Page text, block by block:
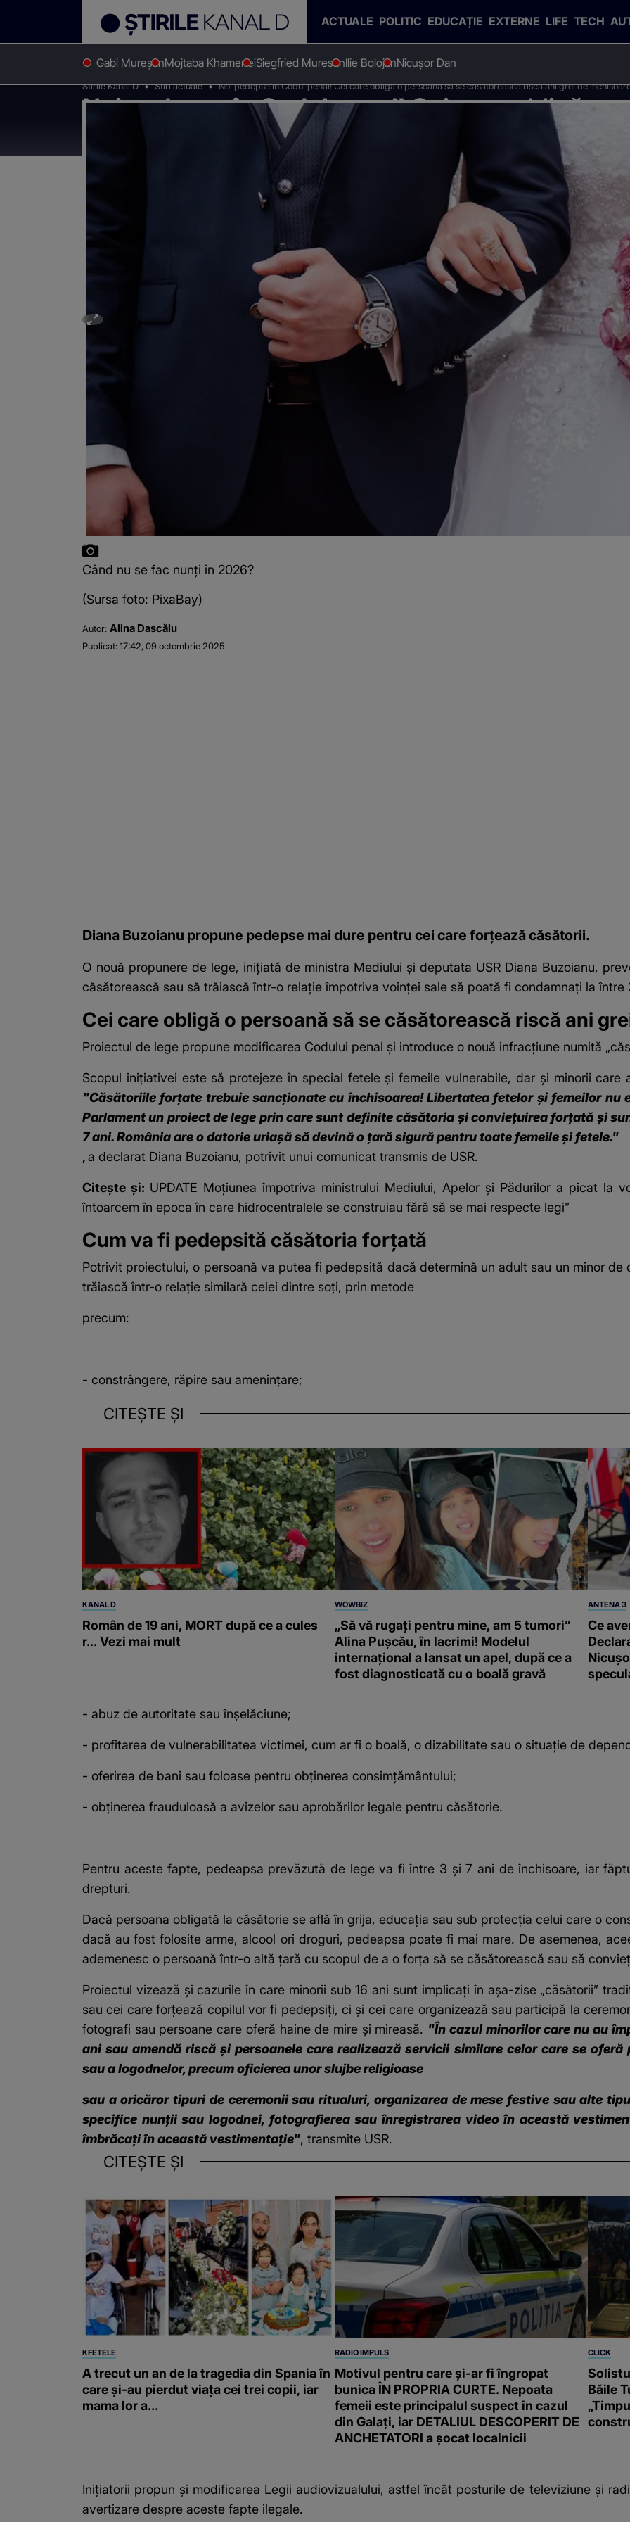
ACTUALE POLITIC EDUCAȚIE EXTERNE LIFE TECH
Gabi MureșanMojtaba KhameneiSiegfried MuresanIlie BolojanNicușor Dan
Stirile Kanal D Stiri actuale Noi pedepse în Codul penal! Cei care obligă o persoană să se căsătorească riscă ani grei de
Noi pedepse în Codul penal! Cei care obligă o
se căsătorească riscă ani grei de închisoare
Când nu se fac nunți în 2026?
(Sursa foto: PixaBay)
Autor: Alina Dascălu
Publicat:17:42, 09 octombrie 2025
Diana Buzoianu propune pedepse mai dure pentru cei care forțează căsătorii.
O nouă propunere de lege, inițiată de ministra Mediului și deputata USR Diana Buzoianu,
căsătorească sau să trăiască într-o relație împotriva voinței sale să poată fi condamnați la între
Cei care obligă o persoană să se căsătorească riscă ani
Proiectul de lege propune modificarea Codului penal și introduce o nouă infracțiune numită
Scopul inițiativei este să protejeze în special fetele și femeile vulnerabile, dar și minorii
"Căsătoriile forţate trebuie sancţionate cu închisoarea! Libertatea fetelor şi femeilor nu
Parlament un proiect de lege prin care sunt definite căsătoria şi convieţuirea forţată şi
7 ani. România are o datorie uriaşă să devină o ţară sigură pentru toate femeile şi fetele."
,a declarat Diana Buzoianu, potrivit unui comunicat transmis de USR.
Citește și: UPDATE Moțiunea împotriva ministrului Mediului, Apelor și Pădurilor a picat la
întoarcem în epoca în care hidrocentralele se construiau fără să se mai respecte legi”
Cum va fi pedepsită căsătoria forțată
Potrivit proiectului, o persoană va putea fi pedepsită dacă determină un adult sau un minor de
trăiască într-o relație similară celei dintre soți, prin metode
precum:
- constrângere, răpire sau amenințare;
CITEȘTE ȘI
KANAL D
Român de 19 ani, MORT după ce a cules
r... Vezi mai mult
WOWBIZ
„Să vă rugați pentru mine, am 5 tumori”
Alina Pușcău, în lacrimi! Modelul
internațional a lansat un apel, după ce a
fost diagnosticată cu o boală gravă
ANTENA 3
Ce
- abuz de autoritate sau înșelăciune;
- profitarea de vulnerabilitatea victimei, cum ar fi o boală, o dizabilitate sau o situație de
- oferirea de bani sau foloase pentru obținerea consimțământului;
- obținerea frauduloasă a avizelor sau aprobărilor legale pentru căsătorie.
Pentru aceste fapte, pedeapsa prevăzută de lege va fi între 3 și 7 ani de închisoare, iar
drepturi.
Dacă persoana obligată la căsătorie se află în grija, educația sau sub protecția celui care o
dacă au fost folosite arme, alcool ori droguri, pedeapsa poate fi mai mare. De asemenea,
ademenesc o persoană într-o altă țară cu scopul de a o forța să se căsătorească sau să
Proiectul vizează și cazurile în care minorii sub 16 ani sunt implicați în așa-zise „căsătorii”
sau cei care forțează copilul vor fi pedepsiți, ci și cei care organizează sau participă la
fotografi sau persoane care oferă haine de mire și mireasă. "În cazul minorilor care nu au
ani sau amendă riscă şi persoanele care realizează servicii similare celor care se
sau a logodnelor, precum oficierea unor slujbe religioase
sau a oricăror tipuri de ceremonii sau ritualuri, organizarea de mese festive sau alte
specifice nunţii sau logodnei, fotografierea sau înregistrarea video în această
îmbrăcaţi în această vestimentaţie", transmite USR.
CITEȘTE ȘI
KFETELE
A trecut un an de la tragedia din Spania în
care și-au pierdut viața cei trei copii, iar
mama lor a…
RADIO IMPULS
Motivul pentru care și-ar fi îngropat
bunica ÎN PROPRIA CURTE. Nepoata
femeii este principalul suspect în cazul
din Galați, iar DETALIUL DESCOPERIT DE
ANCHETATORI a șocat localnicii
CLICK
Băile
Inițiatorii propun și modificarea Legii audiovizualului, astfel încât posturile de televiziune și
avertizare despre aceste fapte ilegale.